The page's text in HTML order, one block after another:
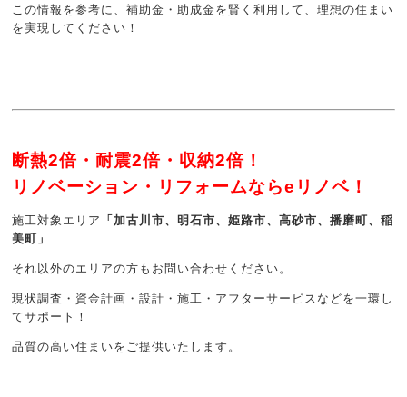
この情報を参考に、補助金・助成金を賢く利用して、理想の住まい
を実現してください！
断熱2倍・耐震2倍・収納2倍！
リノベーション・リフォームならeリノベ！
施工対象エリア 「加古川市、明石市、姫路市、高砂市、播磨町、稲
美町」
それ以外のエリアの方もお問い合わせください。
現状調査・資金計画・設計・施工・アフターサービスなどを一環し
てサポート！
品質の高い住まいをご提供いたします。